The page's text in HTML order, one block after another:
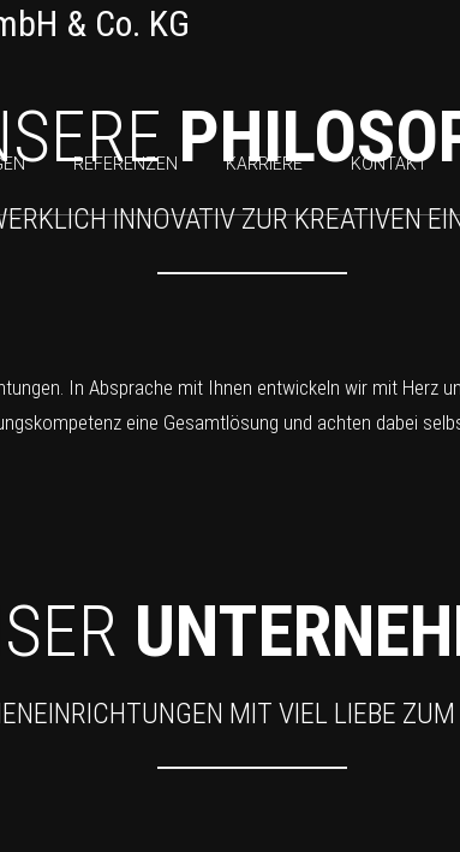
REFERENZEN KARRIERE KONTAKT
INNOVATIV ZUR KREATIVEN
In Absprache mit Ihnen entwickeln wir mit Herz
eine Gesamtlösung und achten dabei
MIT VIEL LIEBE